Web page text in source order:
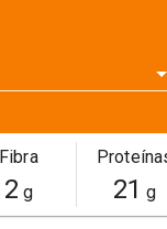
Fibra
2 g 21 g